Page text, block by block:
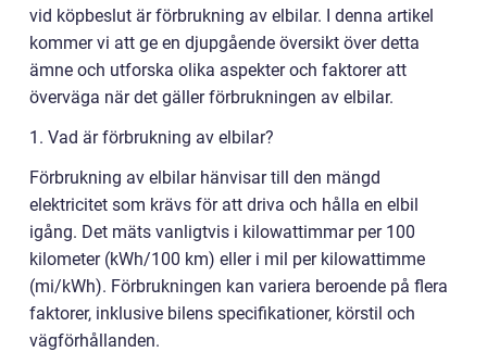
vid köpbeslut är förbrukning av elbilar. I denna artikel
kommer vi att ge en djupgående översikt över detta
ämne och utforska olika aspekter och faktorer att
överväga när det gäller förbrukningen av elbilar.
1. Vad är förbrukning av elbilar?
Förbrukning av elbilar hänvisar till den mängd
elektricitet som krävs för att driva och hålla en elbil
igång. Det mäts vanligtvis i kilowattimmar per 100
kilometer (kWh/100 km) eller i mil per kilowattimme
(mi/kWh). Förbrukningen kan variera beroende på flera
faktorer, inklusive bilens specifikationer, körstil och
vägförhållanden.